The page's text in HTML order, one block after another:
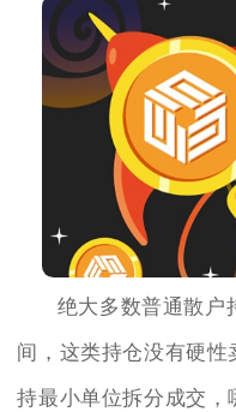
绝大多数普通散户
间，这类持仓没有硬性
持最小单位拆分成交，